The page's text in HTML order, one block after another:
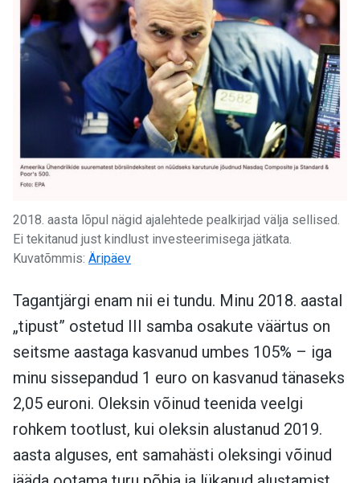
2018. aasta lõpul nägid ajalehtede pealkirjad välja sellised.
Ei tekitanud just kindlust investeerimisega jätkata.
Kuvatõmmis: Äripäev
Tagantjärgi enam nii ei tundu. Minu 2018. aastal
„tipust” ostetud III samba osakute väärtus on
seitsme aastaga kasvanud umbes 105% – iga
minu sissepandud 1 euro on kasvanud tänaseks
2,05 euroni. Oleksin võinud teenida veelgi
rohkem tootlust, kui oleksin alustanud 2019.
aasta alguses, ent samahästi oleksingi võinud